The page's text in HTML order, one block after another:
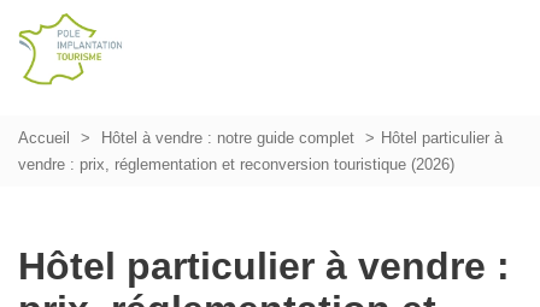
Accueil Hôtel à vendre : notre guide complet
Hôtel particulier à
vendre : prix, réglementation et reconversion touristique (2026)
Hôtel particulier à vendre :